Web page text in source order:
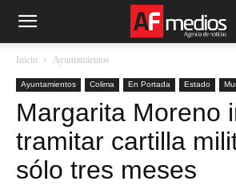
Inicio Ayuntamientos
Ayuntamientos Colima En Portada Estado
Margarita Moreno
tramitar cartilla
sólo tres meses